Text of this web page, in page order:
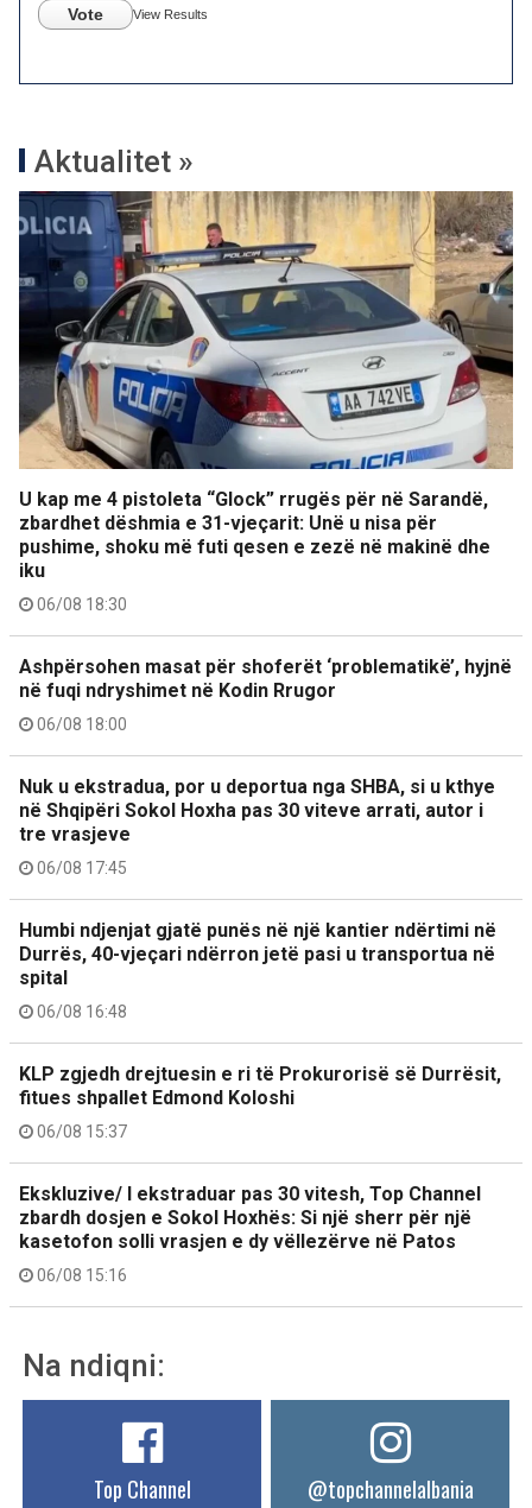
Vote View Results
Aktualitet »
U kap me 4 pistoleta “Glock” rrugës për në Sarandë,
zbardhet dëshmia e 31-vjeçarit: Unë u nisa për
pushime, shoku më futi qesen e zezë në makinë dhe
iku
06/08 18:30
Ashpërsohen masat për shoferët ‘problematikë’, hyjnë
në fuqi ndryshimet në Kodin Rrugor
06/08 18:00
Nuk u ekstradua, por u deportua nga SHBA, si u kthye
në Shqipëri Sokol Hoxha pas 30 viteve arrati, autor i
tre vrasjeve
06/08 17:45
Humbi ndjenjat gjatë punës në një kantier ndërtimi në
Durrës, 40-vjeçari ndërron jetë pasi u transportua në
spital
06/08 16:48
KLP zgjedh drejtuesin e ri të Prokurorisë së Durrësit,
fitues shpallet Edmond Koloshi
06/08 15:37
Ekskluzive/ I ekstraduar pas 30 vitesh, Top Channel
zbardh dosjen e Sokol Hoxhës: Si një sherr për një
kasetofon solli vrasjen e dy vëllezërve në Patos
06/08 15:16
Na ndiqni:
Top Channel @topchannelalbania